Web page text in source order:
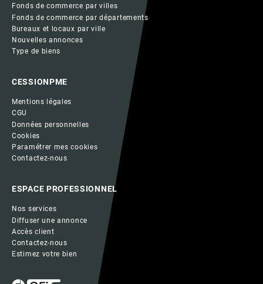
Fonds de commerce par villes
Fonds de commerce par départements
Bureaux et locaux par ville
Nouvelles annonces
Type de biens
CESSIONPME
Mentions légales
CGU
Données personnelles
Cookies
Paramétrer mes cookies
Contactez-nous
ESPACE PROFESSIONNEL
Nos services
Diffuser une annonce
Accès client
Contactez-nous
Estimez votre bien